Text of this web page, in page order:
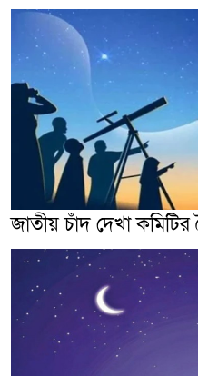
জাতীয় চাঁদ দেখা